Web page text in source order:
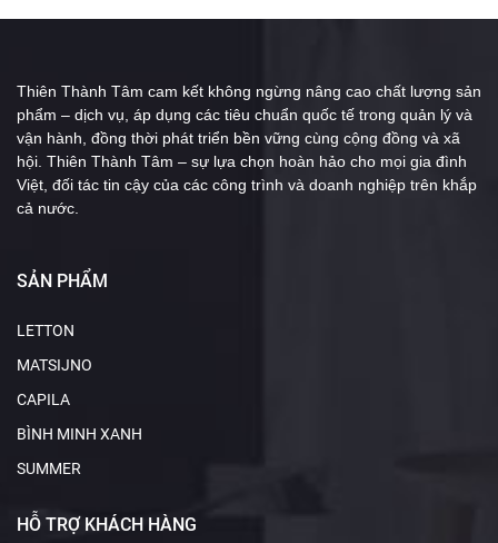
Thiên Thành Tâm cam kết không ngừng nâng cao chất lượng sản
phẩm – dịch vụ, áp dụng các tiêu chuẩn quốc tế trong quản lý và
vận hành, đồng thời phát triển bền vững cùng cộng đồng và xã
hội. Thiên Thành Tâm – sự lựa chọn hoàn hảo cho mọi gia đình
Việt, đối tác tin cậy của các công trình và doanh nghiệp trên khắp
cả nước.
SẢN PHẨM
LETTON
MATSIJNO
CAPILA
BÌNH MINH XANH
SUMMER
HỖ TRỢ KHÁCH HÀNG